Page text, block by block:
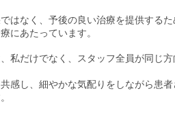
はなく、予後の良い治療を提供する
にあたっています。
私だけでなく、スタッフ全員が同じ
感し、細やかな気配りをしながら患